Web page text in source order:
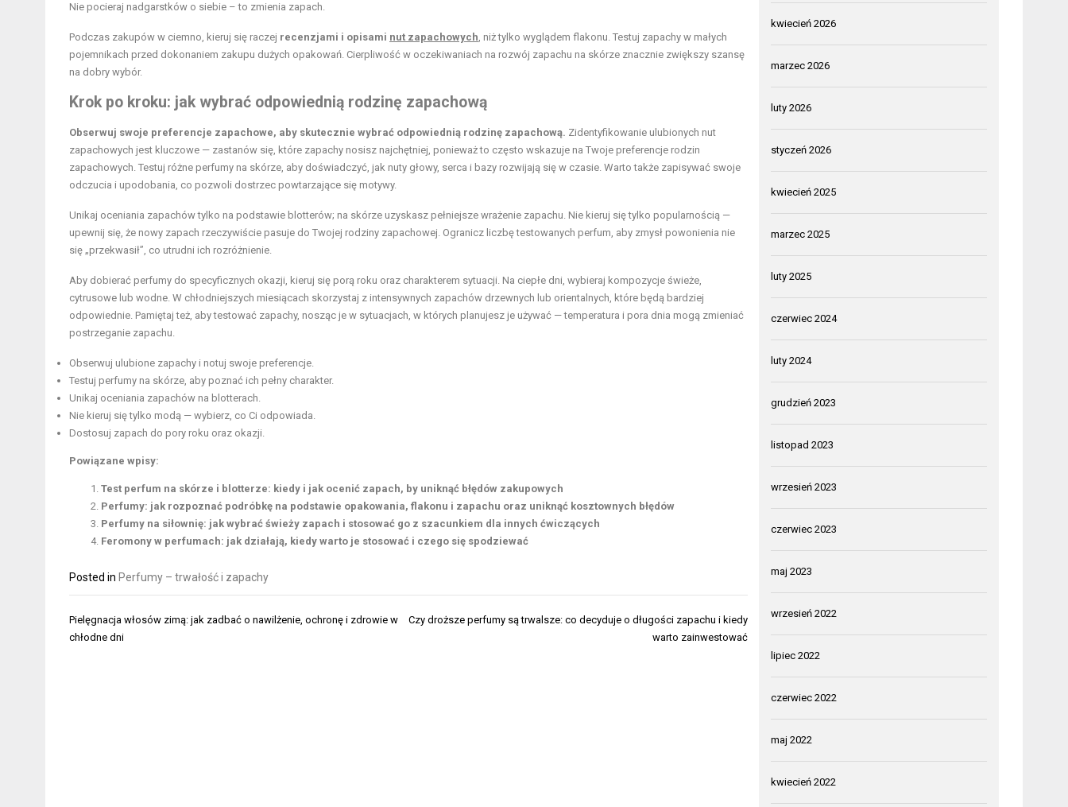
Nie pocieraj nadgarstków o siebie – to zmienia zapach.
Podczas zakupów w ciemno, kieruj się raczej recenzjami i opisami nut zapachowych, niż tylko wyglądem flakonu. Testuj zapachy w małych
pojemnikach przed dokonaniem zakupu dużych opakowań. Cierpliwość w oczekiwaniach na rozwój zapachu na skórze znacznie zwiększy szansę
na dobry wybór.
Krok po kroku: jak wybrać odpowiednią rodzinę zapachową
Obserwuj swoje preferencje zapachowe, aby skutecznie wybrać odpowiednią rodzinę zapachową. Zidentyfikowanie ulubionych nut
zapachowych jest kluczowe — zastanów się, które zapachy nosisz najchętniej, ponieważ to często wskazuje na Twoje preferencje rodzin
zapachowych. Testuj różne perfumy na skórze, aby doświadczyć, jak nuty głowy, serca i bazy rozwijają się w czasie. Warto także zapisywać swoje
odczucia i upodobania, co pozwoli dostrzec powtarzające się motywy.
Unikaj oceniania zapachów tylko na podstawie blotterów; na skórze uzyskasz pełniejsze wrażenie zapachu. Nie kieruj się tylko popularnością —
upewnij się, że nowy zapach rzeczywiście pasuje do Twojej rodziny zapachowej. Ogranicz liczbę testowanych perfum, aby zmysł powonienia nie
się „przekwasił”, co utrudni ich rozróżnienie.
Aby dobierać perfumy do specyficznych okazji, kieruj się porą roku oraz charakterem sytuacji. Na ciepłe dni, wybieraj kompozycje świeże,
cytrusowe lub wodne. W chłodniejszych miesiącach skorzystaj z intensywnych zapachów drzewnych lub orientalnych, które będą bardziej
odpowiednie. Pamiętaj też, aby testować zapachy, nosząc je w sytuacjach, w których planujesz je używać — temperatura i pora dnia mogą zmieniać
postrzeganie zapachu.
Obserwuj ulubione zapachy i notuj swoje preferencje.
Testuj perfumy na skórze, aby poznać ich pełny charakter.
Unikaj oceniania zapachów na blotterach.
Nie kieruj się tylko modą — wybierz, co Ci odpowiada.
Dostosuj zapach do pory roku oraz okazji.
Powiązane wpisy:
Test perfum na skórze i blotterze: kiedy i jak ocenić zapach, by uniknąć błędów zakupowych
Perfumy: jak rozpoznać podróbkę na podstawie opakowania, flakonu i zapachu oraz uniknąć kosztownych błędów
Perfumy na siłownię: jak wybrać świeży zapach i stosować go z szacunkiem dla innych ćwiczących
Feromony w perfumach: jak działają, kiedy warto je stosować i czego się spodziewać
Posted in Perfumy – trwałość i zapachy
Nawigacja
wpisu
Pielęgnacja włosów zimą: jak zadbać o nawilżenie, ochronę i zdrowie w
chłodne dni
Czy droższe perfumy są trwalsze: co decyduje o długości zapachu i kiedy
warto zainwestować
kwiecień 2026
marzec 2026
luty 2026
styczeń 2026
kwiecień 2025
marzec 2025
luty 2025
czerwiec 2024
luty 2024
grudzień 2023
listopad 2023
wrzesień 2023
czerwiec 2023
maj 2023
wrzesień 2022
lipiec 2022
czerwiec 2022
maj 2022
kwiecień 2022